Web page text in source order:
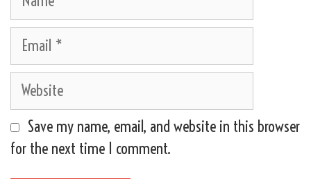
Email
Website
Save my name, email, and website in this browser
for the next time I comment.